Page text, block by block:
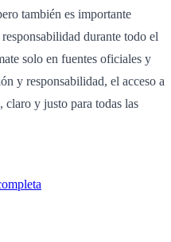
también es importante
durante todo el
solo en fuentes oficiales y
y responsabilidad, el acceso a
claro y justo para todas las